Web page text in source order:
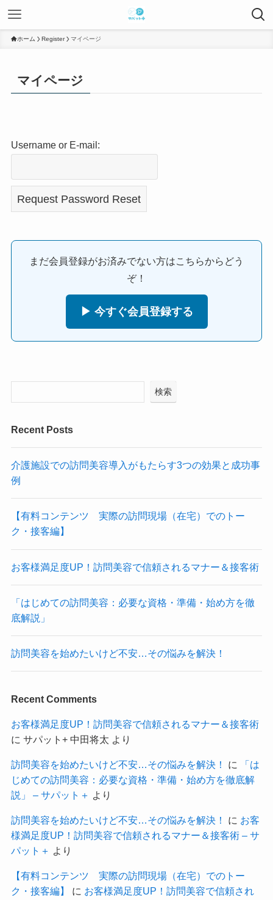
ホーム Register マイページ
マイページ
Username or E-mail:
まだ会員登録がお済みでない方はこちらからどう
ぞ！
▶ 今すぐ会員登録する
検索
Recent Posts
介護施設での訪問美容導入がもたらす3つの効果と成功事
例
【有料コンテンツ 実際の訪問現場（在宅）でのトー
ク・接客編】
お客様満足度UP！訪問美容で信頼されるマナー＆接客術
「はじめての訪問美容：必要な資格・準備・始め方を徹
底解説」
訪問美容を始めたいけど不安…その悩みを解決！
Recent Comments
お客様満足度UP！訪問美容で信頼されるマナー＆接客術
に サパット+ 中田将太 より
訪問美容を始めたいけど不安…その悩みを解決！ に
「は
じめての訪問美容：必要な資格・準備・始め方を徹底解
説」 – サパット＋ より
訪問美容を始めたいけど不安…その悩みを解決！ に お客
様満足度UP！訪問美容で信頼されるマナー＆接客術 – サ
パット＋ より
【有料コンテンツ 実際の訪問現場（在宅）でのトー
ク・接客編】
に お客様満足度UP！訪問美容で信頼され